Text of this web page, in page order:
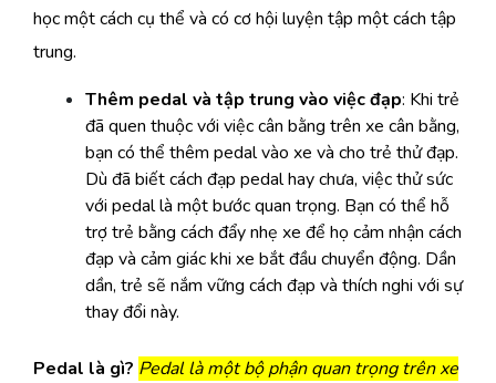
học một cách cụ thể và có cơ hội luyện tập một cách tập
trung.
Thêm pedal và tập trung vào việc đạp: Khi trẻ
đã quen thuộc với việc cân bằng trên xe cân bằng,
bạn có thể thêm pedal vào xe và cho trẻ thử đạp.
Dù đã biết cách đạp pedal hay chưa, việc thử sức
với pedal là một bước quan trọng. Bạn có thể hỗ
trợ trẻ bằng cách đẩy nhẹ xe để họ cảm nhận cách
đạp và cảm giác khi xe bắt đầu chuyển động. Dần
dần, trẻ sẽ nắm vững cách đạp và thích nghi với sự
thay đổi này.
Pedal là gì? Pedal là một bộ phận quan trọng trên xe